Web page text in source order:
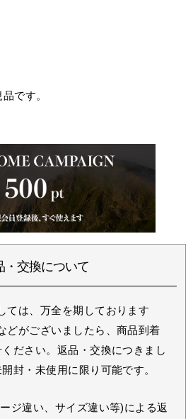
です。
・交換について
ては、万全を期しております
どがございましたら、商品到着
ださい。返品・交換につきまし
封・未使用に限り可能です。
ジ違い、サイズ違い等)による返